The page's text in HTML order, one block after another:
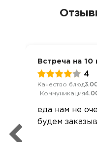
Встреча на 10
4
Качество блюд
Коммуникация
еда нам не
будем